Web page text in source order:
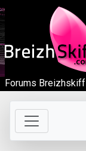
Forums Breizhskiff